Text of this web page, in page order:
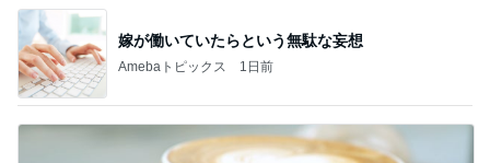
嫁が働いていたらという無駄な妄想
Amebaトピックス 1日前